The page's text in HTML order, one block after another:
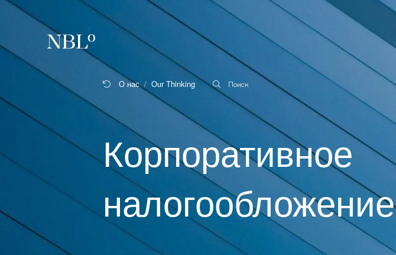
New Balkans Law Office
О нас Our Thinking Поиск
Корпоративное
налогообложение